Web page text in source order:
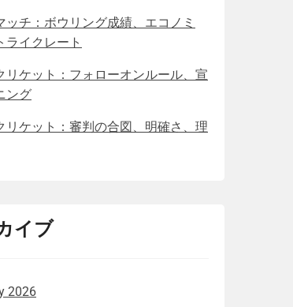
ッチ：ボウリング成績、エコノミ
ライクレート
リケット：フォローオンルール、宣
ング
リケット：審判の合図、明確さ、理
イブ
2026